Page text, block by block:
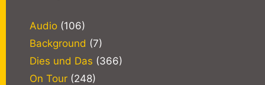
Audio (106)
Background (7)
Dies und Das (366)
On Tour (248)